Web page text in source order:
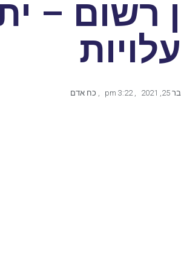
רשום –
2021
,
3:22 pm
, כח אדם